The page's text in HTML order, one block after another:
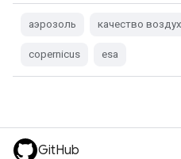
аэрозоль качество
copernicus esa
GitHub